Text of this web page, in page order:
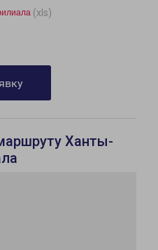
(xls)
Ханты-